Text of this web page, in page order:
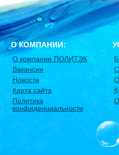
О КОМПАНИИ:
О компании ПОЛИТЭК
Вакансии
Новости
Карта сайта
Политика
конфиденциальности